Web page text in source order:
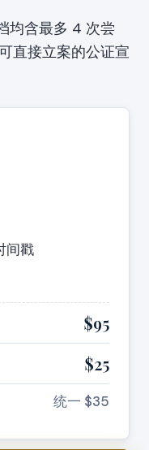
均含最多 4 次尝
直接立案的公证宣
间戳
$95
$25
统一 $35